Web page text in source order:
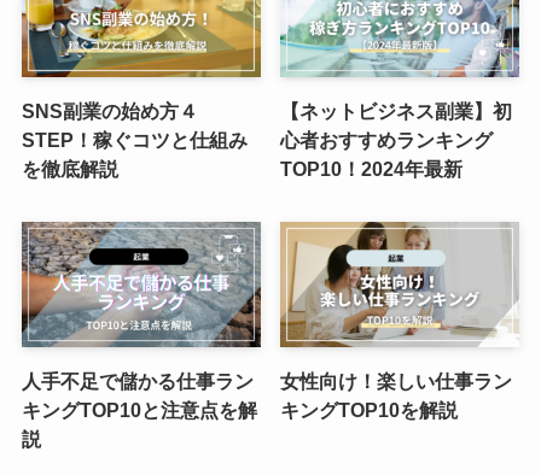
SNS副業の始め方４
STEP！稼ぐコツと仕組み
を徹底解説
【ネットビジネス副業】初
心者おすすめランキング
TOP10！2024年最新
人手不足で儲かる仕事ラン
キングTOP10と注意点を解
説
女性向け！楽しい仕事ラン
キングTOP10を解説